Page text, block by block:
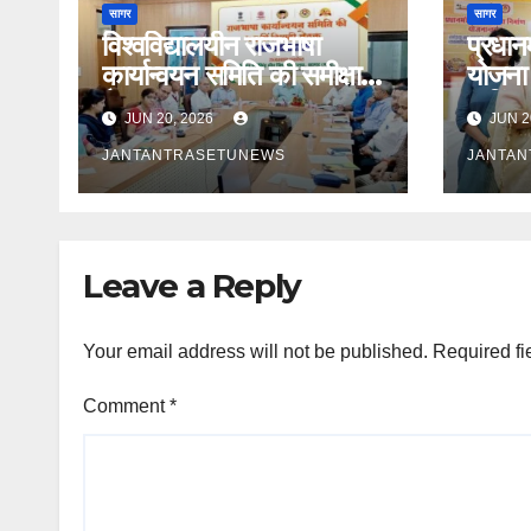
सागर
विश्वविद्यालयीन राजभाषा
कार्यान्वयन समिति की समीक्षा
बैठक सम्पन्न
JUN 20, 2026
JANTANTRASETUNEWS
सागर
कुकिंग
JUN
Leave a Reply
Your email address will not be published. Required
Comment*